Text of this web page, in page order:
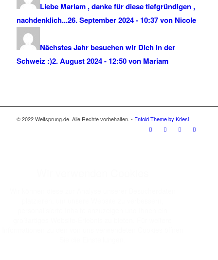
Liebe Mariam , danke für diese tiefgründigen ,
nachdenklich...26. September 2024 - 10:37 von Nicole
Nächstes Jahr besuchen wir Dich in der
Schweiz :)2. August 2024 - 12:50 von Mariam
© 2022 Weltsprung.de. Alle Rechte vorbehalten. - Enfold Theme by Kriesi